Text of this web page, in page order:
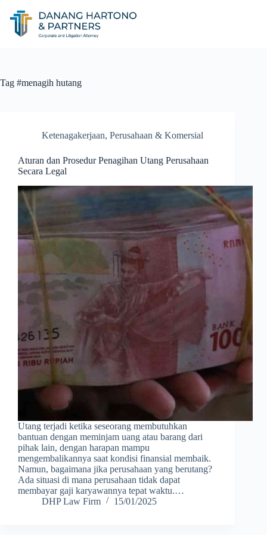
Tag #menagih hutang
Ketenagakerjaan, Perusahaan & Komersial
Aturan dan Prosedur Penagihan Utang Perusahaan
Secara Legal
Utang terjadi ketika seseorang membutuhkan
bantuan dengan meminjam uang atau barang dari
pihak lain, dengan harapan mampu
mengembalikannya saat kondisi finansial membaik.
Namun, bagaimana jika perusahaan yang berutang?
Ada situasi di mana perusahaan tidak dapat
membayar gaji karyawannya tepat waktu.…
DHP Law Firm
15/01/2025